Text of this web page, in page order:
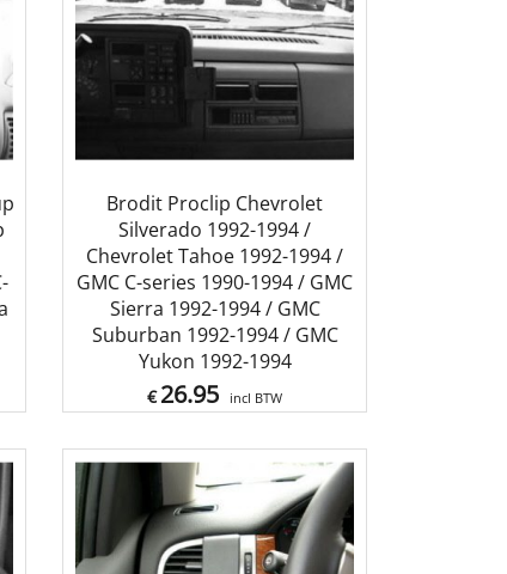
Brodit Proclip Chevrolet
Silverado 1992-1994 /
Chevrolet Tahoe 1992-1994 /
GMC C-series 1990-1994 / GMC
Sierra 1992-1994 / GMC
Suburban 1992-1994 / GMC
Yukon 1992-1994
€ 26.95 incl BTW